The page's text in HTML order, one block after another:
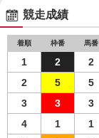
競走成績
着順 枠番 馬番
1 2 2
2
5 5
3
3 3
4
1 1